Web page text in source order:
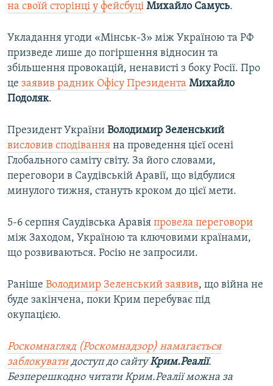
на своїй сторінці у фейсбуці Михайло Самусь.
Укладання угоди «Мінськ-3» між Україною та РФ
призведе лише до погіршення відносин та
збільшення провокацій, ненависті з боку Росії. Про
це заявив радник Офісу Президента Михайло
Подоляк.
Президент України Володимир Зеленський
висловив сподівання на проведення цієї осені
Глобального саміту світу. За його словами,
переговори в Саудівській Аравії, що відбулися
минулого тижня, стануть кроком до цієї мети.
5-6 серпня Саудівська Аравія провела переговори
між Заходом, Україною та ключовими країнами,
що розвиваються. Росію не запросили.
Раніше Володимир Зеленський заявив, що війна не
буде закінчена, поки Крим перебуває під
окупацією.
Роскомнагляд (Роскомнадзор) намагається
заблокувати доступ до сайту Крим.Реалії.
Безперешкодно читати Крим.Реалії можна за